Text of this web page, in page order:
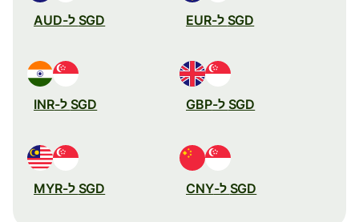
SGD ל-EUR SGD ל-AUD
SGD ל-GBP SGD ל-INR
SGD ל-CNY SGD ל-MYR